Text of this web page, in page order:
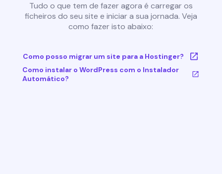
Tudo o que tem de fazer agora é carregar os
ficheiros do seu site e iniciar a sua jornada. Veja
como fazer isto abaixo:
Como posso migrar um site para a Hostinger?
Como instalar o WordPress com o Instalador
Automático?